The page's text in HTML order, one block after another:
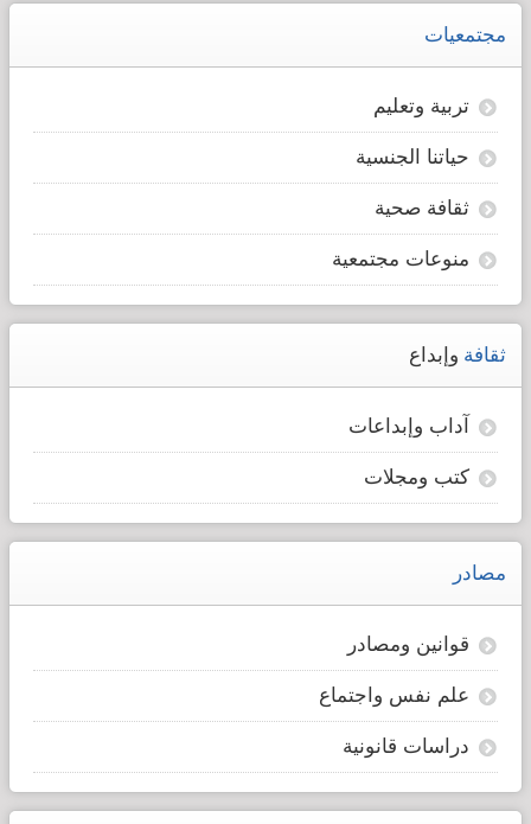
مجتمعيات
تربية وتعليم
حياتنا الجنسية
ثقافة صحية
منوعات مجتمعية
ثقافة وإبداع
آداب وإبداعات
كتب ومجلات
مصادر
قوانين ومصادر
علم نفس واجتماع
دراسات قانونية